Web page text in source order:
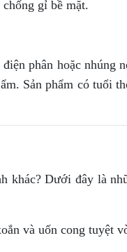
gỉ bề mặt.
phân hoặc nhúng
Sản phẩm có tuổi
khác? Dưới đây là
và uốn cong tuyệt